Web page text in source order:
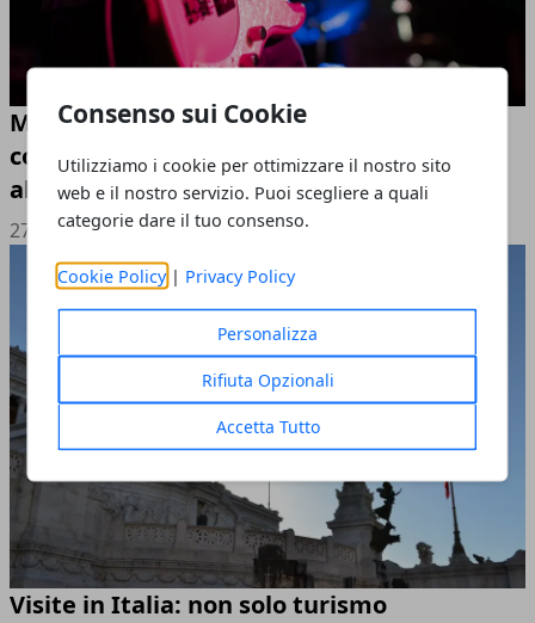
Consenso sui Cookie
Utilizziamo i cookie per ottimizzare il nostro sito
web e il nostro servizio. Puoi scegliere a quali
categorie dare il tuo consenso.
Cookie Policy | Privacy Policy
Personalizza
Rifiuta Opzionali
Accetta Tutto
Musica dal vivo: dove ascoltare i migliori
concerti di capodanno a Roma per ballare
all'aperto
27/05/2026
Visite in Italia: non solo turismo